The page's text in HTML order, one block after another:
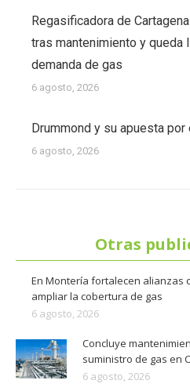
Regasificadora de
tras mantenimiento y queda
demanda de gas
6 agosto, 2026
Drummond y su apuesta
6 agosto, 2026
Otras
En Montería fortalecen alianzas
ampliar la cobertura de gas
6 agosto, 2026
Concluye
suministro de gas en
6 agosto, 2026